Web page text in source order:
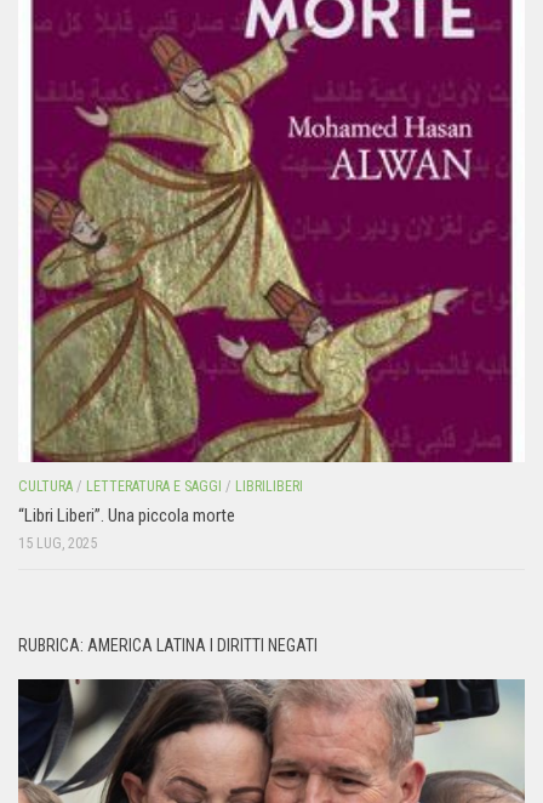
CULTURA / LETTERATURA E SAGGI / LIBRILIBERI
“Libri Liberi”. Una piccola morte
15 LUG, 2025
RUBRICA: AMERICA LATINA I DIRITTI NEGATI